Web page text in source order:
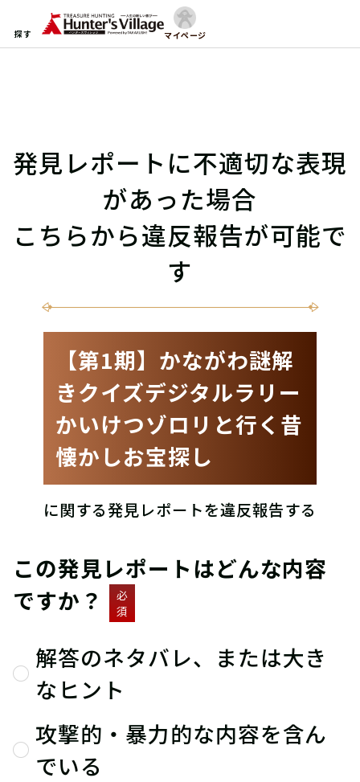
探す マイページ
発見レポートに不適切な表現
があった場合
こちらから違反報告が可能で
す
【第1期】かながわ謎解
きクイズデジタルラリー
かいけつゾロリと行く昔
懐かしお宝探し
に関する発見レポートを違反報告する
この発見レポートはどんな内容
ですか？
必
須
解答のネタバレ、または大き
なヒント
攻撃的・暴力的な内容を含ん
でいる